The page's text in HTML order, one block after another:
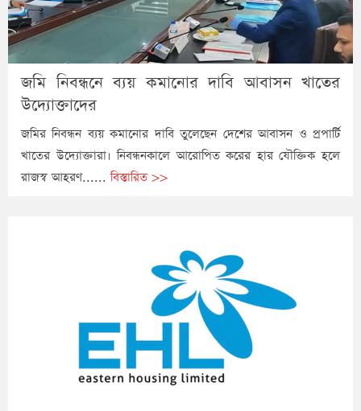
জমি নিবন্ধনে ব্যয় কমানোর দাবি আবাসন খাতের
উদ্যোক্তাদের
জমির নিবন্ধন ব্যয় কমানোর দাবি তুলেছেন দেশের আবাসন ও প্রপার্টি
খাতের উদ্যোক্তারা। নিবন্ধনকালে আরোপিত করের হার যৌক্তিক হলে
রাজস্ব আহরণ......বিস্তারিত >>